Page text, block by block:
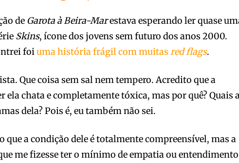
de Garota à Beira-Marestava esperando ler quase
Skins, ícone dos jovens sem futuro dos anos 2000.
foiuma história frágil com muitas red flags.
Que coisa sem sal nem tempero. Acredito que a
ela chata e completamente tóxica, mas por quê? Quais
dela? Pois é, eu também não sei.
que a condição dele é totalmente compreensível, mas a
me fizesse ter o mínimo de empatia ou entendimento